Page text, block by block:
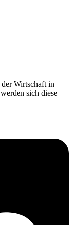
Wirtschaft in
sich diese